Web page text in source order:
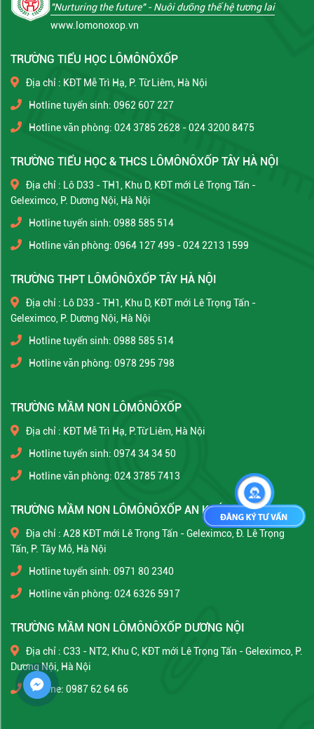
"Nurturing the future"- Nuôi dưỡng thế hệ tương lai
www.lomonoxop.vn
TRƯỜNG TIỂU HỌC LÔMÔNÔXỐP
Địa chỉ : KĐT Mễ Trì Hạ, P. Từ Liêm, Hà Nội
Hotline tuyển sinh: 0962 607 227
Hotline văn phòng: 024 3785 2628 - 024 3200 8475
TRƯỜNG TIỂU HỌC & THCS LÔMÔNÔXỐP TÂY HÀ NỘI
Địa chỉ : Lô D33 - TH1, Khu D, KĐT mới Lê Trọng Tấn -
Geleximco, P. Dương Nội, Hà Nội
Hotline tuyển sinh: 0988 585 514
Hotline văn phòng: 0964 127 499 - 024 2213 1599
TRƯỜNG THPT LÔMÔNÔXỐP TÂY HÀ NỘI
Địa chỉ : Lô D33 - TH1, Khu D, KĐT mới Lê Trọng Tấn -
Geleximco, P. Dương Nội, Hà Nội
Hotline tuyển sinh: 0988 585 514
Hotline văn phòng: 0978 295 798
TRƯỜNG MẦM NON LÔMÔNÔXỐP
Địa chỉ : KĐT Mễ Trì Hạ, P.Từ Liêm, Hà Nội
Hotline tuyển sinh: 0974 34 34 50
Hotline văn phòng: 024 3785 7413
TRƯỜNG MẦM NON LÔMÔNÔXỐP AN KHÁNH
Địa chỉ : A28 KĐT mới Lê Trọng Tấn - Geleximco, Đ. Lê Trọng
Tấn, P. Tây Mỗ, Hà Nội
Hotline tuyển sinh: 0971 80 2340
Hotline văn phòng: 024 6326 5917
TRƯỜNG MẦM NON LÔMÔNÔXỐP DƯƠNG NỘI
Địa chỉ : C33 - NT2, Khu C, KĐT mới Lê Trọng Tấn - Geleximco, P.
Dương Nội, Hà Nội
Hotline: 0987 62 64 66